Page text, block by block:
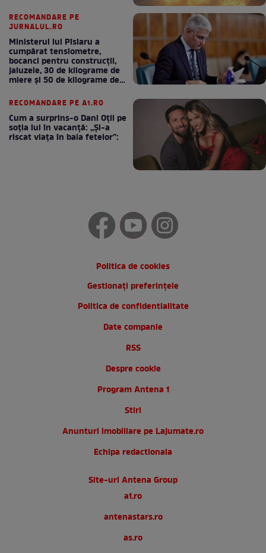
RECOMANDARE PE
JURNALUL.RO
Ministerul lui Pîslaru a
cumpărat tensiometre,
bocanci pentru construcții,
jaluzele, 30 de kilograme de
miere și 50 de kilograme de
RECOMANDARE PE A1.RO
Cum a surprins-o Dani Oțil pe
soția lui în vacanță: „Și-a
riscat viața în baia fetelor”:
Politica de cookies
Gestionați preferințele
Politica de confidentialitate
Date companie
RSS
Despre cookie
Program Antena 1
Stiri
Anunturi imobiliare pe Lajumate.ro
Echipa redactionala
Site-uri Antena Group
a1.ro
antenastars.ro
as.ro